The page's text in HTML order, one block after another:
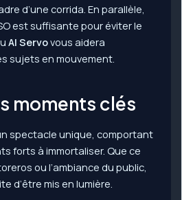
d’une corrida. En parallèle,
est suffisante pour éviter le
AI Servovous aidera
sujets en mouvement.
moments clés
spectacle unique, comportant
forts à immortaliser. Que ce
ou l’ambiance du public,
d’être mis en lumière.